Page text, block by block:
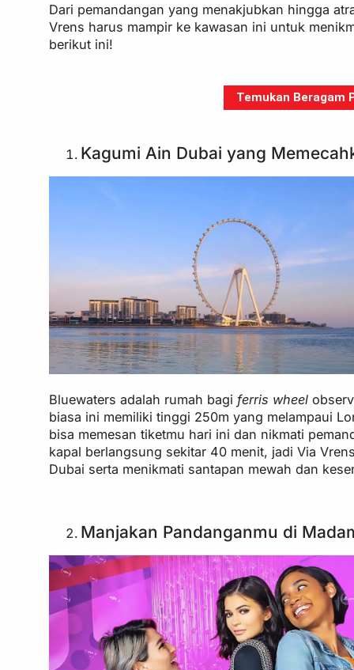
Dari pemandangan yang menakjubkan hingga
Vrens harus mampir ke kawasan ini untuk
berikut ini!
Temukan Beragam
Kagumi Ain Dubai yang
Bluewaters adalah rumah bagiferris wheel
biasa ini memiliki tinggi 250m yang melampaui
bisa memesan tiketmu hari ini dan nikmati
kapal berlangsung sekitar 40 menit, jadi Via
Dubai serta menikmati santapan mewah dan
Manjakan Pandanganmu di